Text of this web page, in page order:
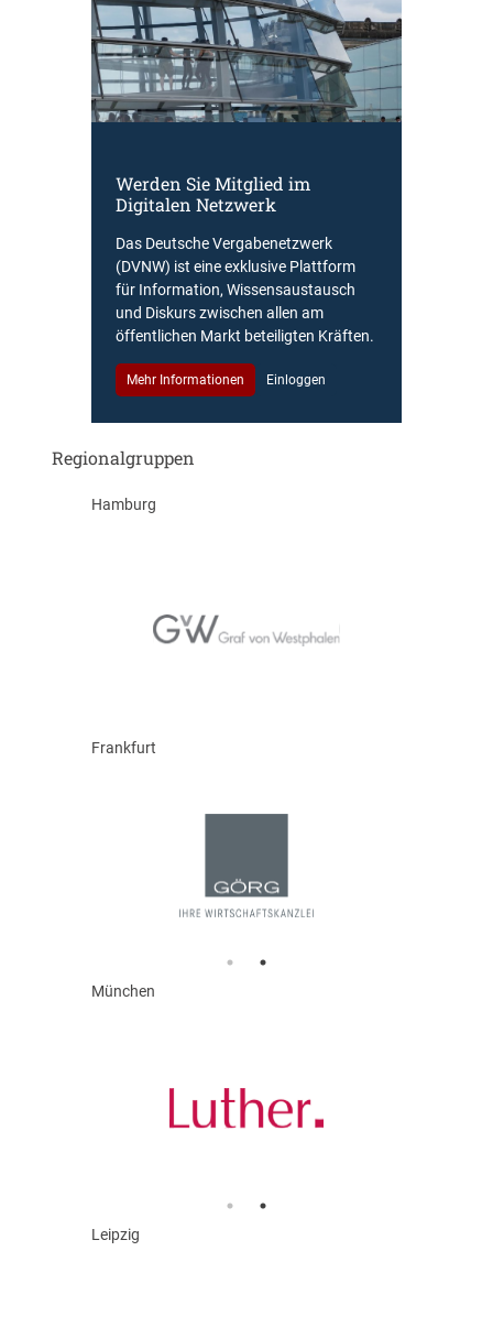
Werden Sie Mitglied im
Digitalen Netzwerk
Das Deutsche Vergabenetzwerk
(DVNW) ist eine exklusive Plattform
für Information, Wissensaustausch
und Diskurs zwischen allen am
öffentlichen Markt beteiligten Kräften.
Mehr Informationen Einloggen
Regionalgruppen
Hamburg
Frankfurt
München
Leipzig